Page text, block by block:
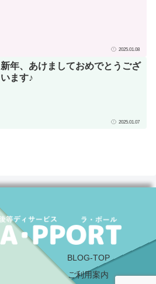
2025.01.08
新年、あけましておめでとうござ
います♪
2025.01.07
BLOG-TOP
ご利用案内